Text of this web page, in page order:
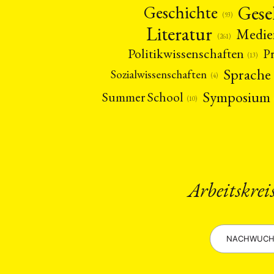
Bildung (22)
Geografie
Geschichte (93)
Literatur (261)
Politikwissenschaften (13)
Sozialwissenschaften (4) Sprache
Summer School (10) Symposium